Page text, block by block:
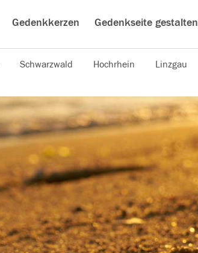
Gedenkkerzen Gedenkseite gestalten
Schwarzwald Hochrhein Linzgau